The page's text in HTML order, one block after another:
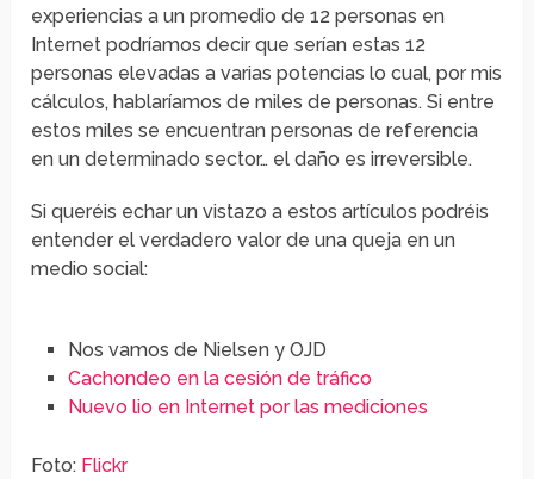
experiencias a un promedio de 12 personas en
Internet podríamos decir que serían estas 12
personas elevadas a varias potencias lo cual, por mis
cálculos, hablaríamos de miles de personas. Si entre
estos miles se encuentran personas de referencia
en un determinado sector… el daño es irreversible.
Si queréis echar un vistazo a estos artículos podréis
entender el verdadero valor de una queja en un
medio social:
Nos vamos de Nielsen y OJD
Cachondeo en la cesión de tráfico
Nuevo lio en Internet por las mediciones
Foto: Flickr